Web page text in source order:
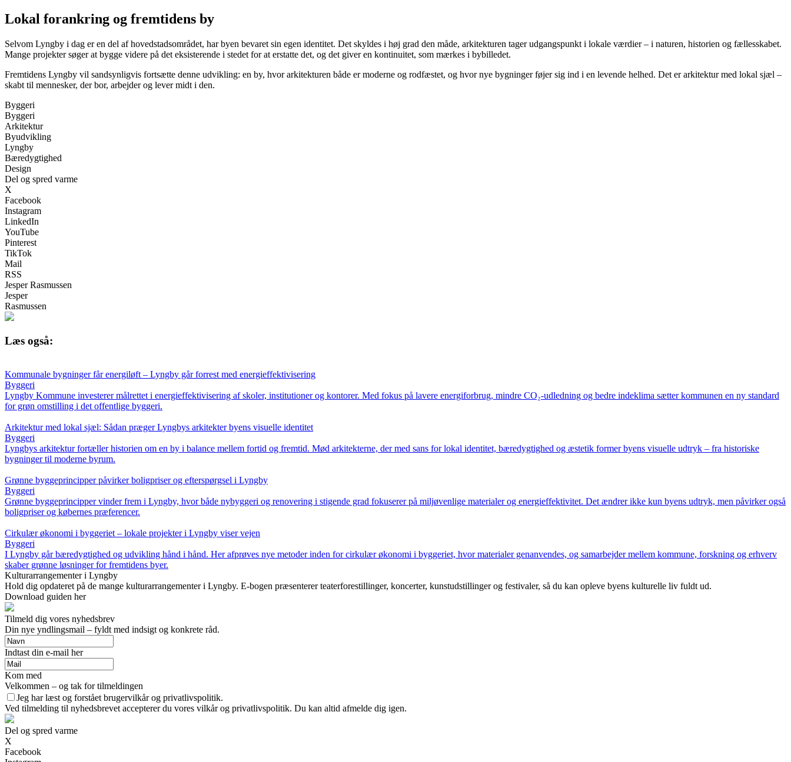
Lokal forankring og fremtidens by
Selvom Lyngby i dag er en del af hovedstadsområdet, har byen bevaret sin egen identitet. Det skyldes i høj grad den måde, arkitekturen tager udgangspunkt i lokale værdier – i naturen, historien og fællesskabet.
Mange projekter søger at bygge videre på det eksisterende i stedet for at erstatte det, og det giver en kontinuitet, som mærkes i bybilledet.
Fremtidens Lyngby vil sandsynligvis fortsætte denne udvikling: en by, hvor arkitekturen både er moderne og rodfæstet, og hvor nye bygninger føjer sig ind i en levende helhed. Det er arkitektur med lokal sjæl –
skabt til mennesker, der bor, arbejder og lever midt i den.
Byggeri
Byggeri
Arkitektur
Byudvikling
Lyngby
Bæredygtighed
Design
Del og spred varme
X
Facebook
Instagram
LinkedIn
YouTube
Pinterest
TikTok
Mail
RSS
Jesper Rasmussen
Jesper
Rasmussen
Læs også:
Kommunale bygninger får energiløft – Lyngby går forrest med energieffektivisering
Byggeri
Lyngby Kommune investerer målrettet i energieffektivisering af skoler, institutioner og kontorer. Med fokus på lavere energiforbrug, mindre CO₂-udledning og bedre indeklima sætter kommunen en ny standard
for grøn omstilling i det offentlige byggeri.
Arkitektur med lokal sjæl: Sådan præger Lyngbys arkitekter byens visuelle identitet
Byggeri
Lyngbys arkitektur fortæller historien om en by i balance mellem fortid og fremtid. Mød arkitekterne, der med sans for lokal identitet, bæredygtighed og æstetik former byens visuelle udtryk – fra historiske
bygninger til moderne byrum.
Grønne byggeprincipper påvirker boligpriser og efterspørgsel i Lyngby
Byggeri
Grønne byggeprincipper vinder frem i Lyngby, hvor både nybyggeri og renovering i stigende grad fokuserer på miljøvenlige materialer og energieffektivitet. Det ændrer ikke kun byens udtryk, men påvirker også
boligpriser og købernes præferencer.
Cirkulær økonomi i byggeriet – lokale projekter i Lyngby viser vejen
Byggeri
I Lyngby går bæredygtighed og udvikling hånd i hånd. Her afprøves nye metoder inden for cirkulær økonomi i byggeriet, hvor materialer genanvendes, og samarbejder mellem kommune, forskning og erhverv
skaber grønne løsninger for fremtidens byer.
Kulturarrangementer i Lyngby
Hold dig opdateret på de mange kulturarrangementer i Lyngby. E-bogen præsenterer teaterforestillinger, koncerter, kunstudstillinger og festivaler, så du kan opleve byens kulturelle liv fuldt ud.
Download guiden her
Tilmeld dig vores nyhedsbrev
Din nye yndlingsmail – fyldt med indsigt og konkrete råd.
Indtast din e-mail her
Kom med
Velkommen – og tak for tilmeldingen
Jeg har læst og forstået brugervilkår og privatlivspolitik.
Ved tilmelding til nyhedsbrevet accepterer du vores vilkår og privatlivspolitik. Du kan altid afmelde dig igen.
Del og spred varme
X
Facebook